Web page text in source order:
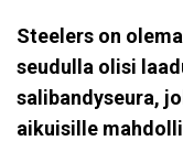
Steelers on
seudulla olisi
salibandyseura,
aikuisille